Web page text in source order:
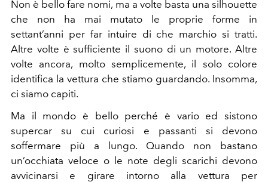
Non è bello fare nomi, ma a volte basta una silhouette
che non ha mai mutato le proprie forme in
settant’anni per far intuire di che marchio si tratti.
Altre volte è sufficiente il suono di un motore. Altre
volte ancora, molto semplicemente, il solo colore
identifica la vettura che stiamo guardando. Insomma,
ci siamo capiti.
Ma il mondo è bello perché è vario ed sistono
supercar su cui curiosi e passanti si devono
soffermare più a lungo. Quando non bastano
un’occhiata veloce o le note degli scarichi devono
avvicinarsi e girare intorno alla vettura per